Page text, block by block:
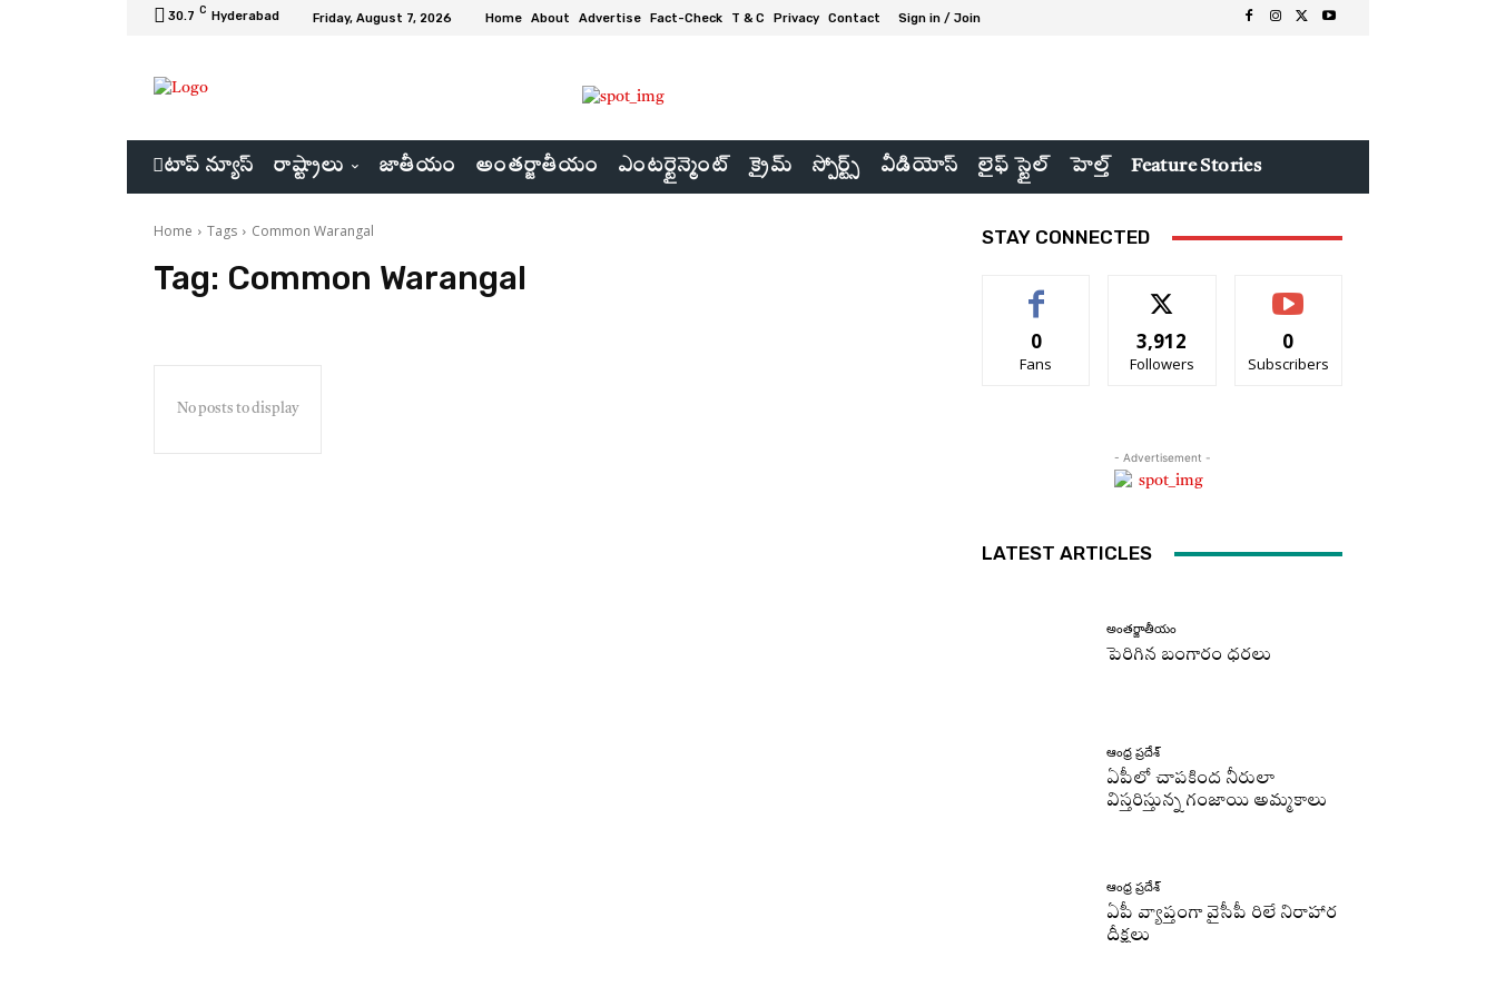
30.7 C Hyderabad Friday, August 7, 2026 Home About Advertise Fact-Check T & C Privacy Contact Sign in / Join
టాప్ న్యూస్ రాష్ట్రాలు జాతీయం అంతర్జాతీయం ఎంటర్టైన్మెంట్ క్రైమ్ స్పోర్ట్స్ వీడియోస్ లైఫ్ స్టైల్ హెల్త్ Feature Stories
Home Tags Common Warangal
Tag: Common Warangal
No posts to display
STAY CONNECTED
0
Fans
3,912
Followers
0
Subscribers
- Advertisement -
LATEST ARTICLES
అంతర్జాతీయం
పెరిగిన బంగారం ధరలు
ఆంధ్ర ప్రదేశ్
ఏపీలో చాపకింద నీరులా
విస్తరిస్తున్న గంజాయి అమ్మకాలు
ఆంధ్ర ప్రదేశ్
ఏపీ వ్యాప్తంగా వైసీపీ రిలే నిరాహార
దీక్షలు